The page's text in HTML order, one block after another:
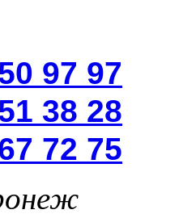
97 97
38 28
72 75